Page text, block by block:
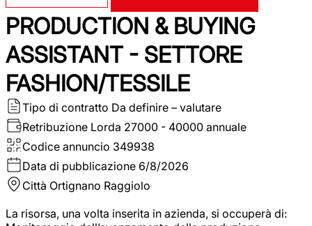
PRODUCTION & BUYING
ASSISTANT - SETTORE
FASHION/TESSILE
Tipo di contratto Da definire – valutare
Retribuzione Lorda 27000 - 40000 annuale
Codice annuncio 349938
Data di pubblicazione 6/8/2026
Città Ortignano Raggiolo
La risorsa, una volta inserita in azienda, si occuperà di: